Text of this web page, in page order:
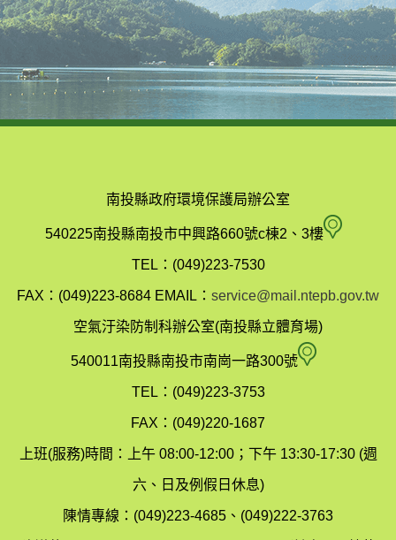
南投縣政府環境保護局辦公室
540225南投縣南投市中興路660號c棟2、3樓 南
縣
保
局
TEL：(049)223-7530
FAX：(049)223-8684 EMAIL： service@mail.ntepb.gov.tw
空氣汙染防制科辦公室(南投縣立體育場)
540011南投縣南投市南崗一路300號 空
染
制
TEL：(049)223-3753
FAX：(049)220-1687
上班(服務)時間：上午 08:00-12:00；下午 13:30-17:30 (週
六、日及例假日休息)
陳情專線：(049)223-4685、(049)222-3763